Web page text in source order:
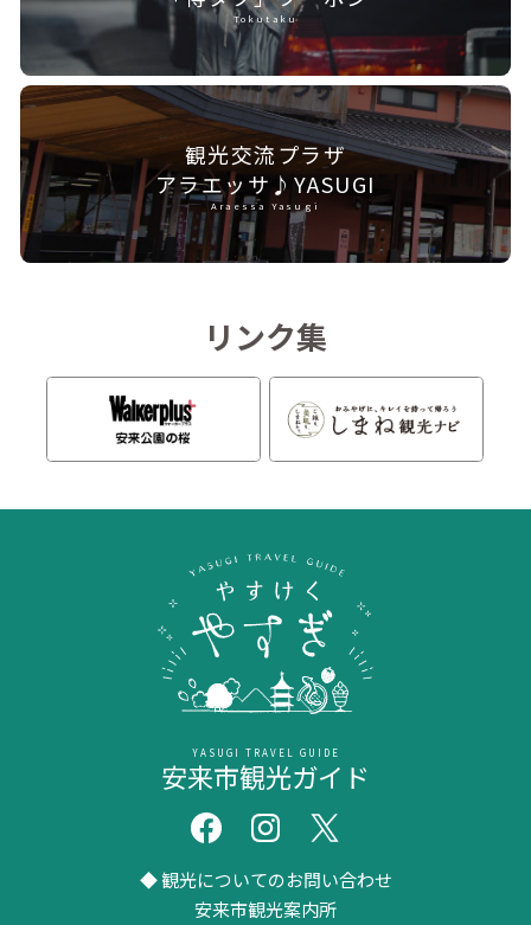
Tokutaku
観光交流プラザ
アラエッサ♪YASUGI
Araessa Yasugi
リンク集
安来市観光ガイド
YASUGI TRAVEL GUIDE
◆ 観光についてのお問い合わせ
安来市観光案内所